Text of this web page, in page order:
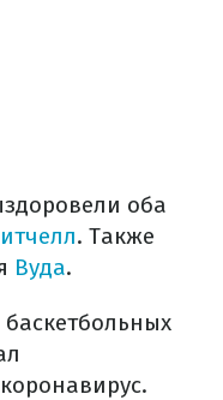
оба
. Также
Вуда.